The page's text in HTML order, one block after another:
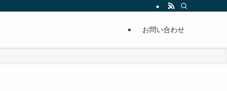
痩せることが出来るように分かりやすくまとめています。
お問い合わせ